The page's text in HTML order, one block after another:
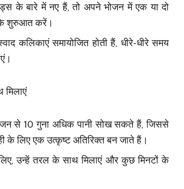
के बारे में नए हैं, तो अपने भोजन में एक या दो
शुरुआत करें।
कलिकाएं समायोजित होती हैं, धीरे-धीरे समय
मिलाएं
से 10 गुना अधिक पानी सोख सकते हैं, जिससे
के लिए एक उत्कृष्ट अतिरिक्त बन जाते हैं।
उन्हें तरल के साथ मिलाएं और कुछ मिनटों के